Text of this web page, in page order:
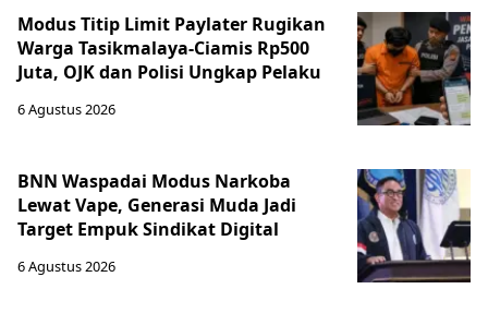
Modus Titip Limit Paylater Rugikan
Warga Tasikmalaya-Ciamis Rp500
Juta, OJK dan Polisi Ungkap Pelaku
6 Agustus 2026
BNN Waspadai Modus Narkoba
Lewat Vape, Generasi Muda Jadi
Target Empuk Sindikat Digital
6 Agustus 2026